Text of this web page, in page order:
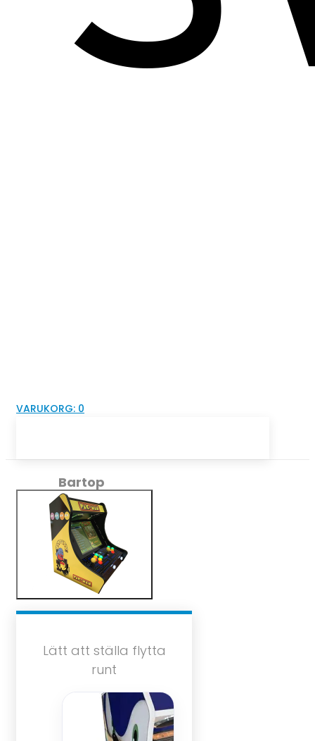
VARUKORG: 0
Bartop
Lätt att ställa flytta
runt